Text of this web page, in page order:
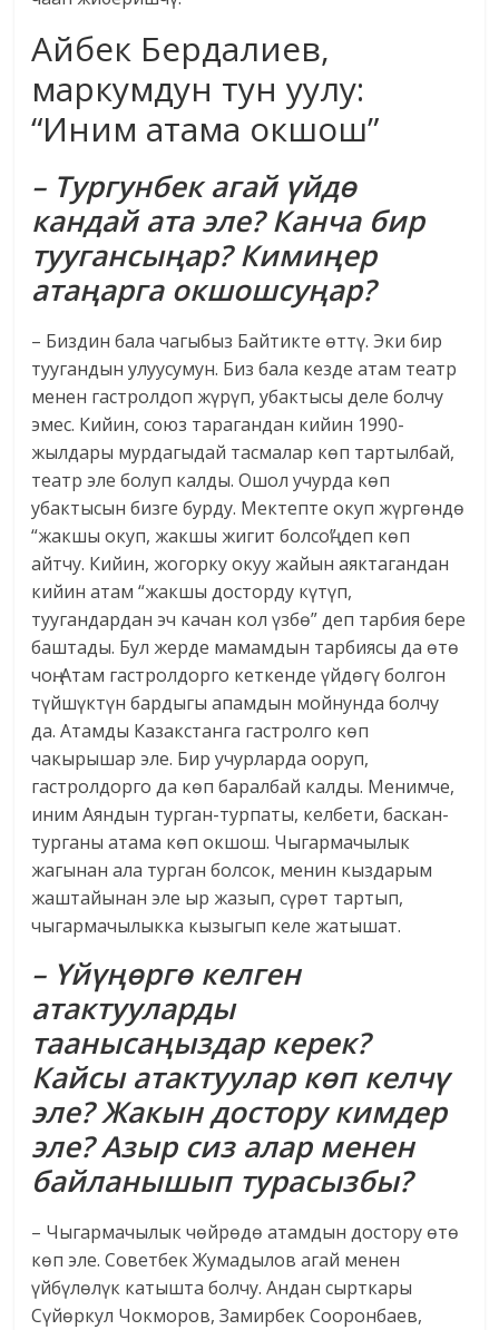
Айбек Бердалиев,
маркумдун тун уулу:
“Иним атама окшош”
– Тургунбек агай үйдө
кандай ата эле? Канча бир
туу­гансыңар? Кимиңер
атаңарга окшошсуңар?
– Биздин бала чагыбыз Байтикте өттү. Эки бир
туугандын улуусумун. Биз бала кезде атам театр
менен гастролдоп жүрүп, убактысы деле болчу
эмес. Кийин, союз тарагандан кийин 1990-
жылдары мурдагыдай тасмалар көп тартылбай,
театр эле болуп калды. Ошол учурда көп
убактысын бизге бурду. Мектепте окуп жүргөндө
“жакшы окуп, жакшы жигит болсоң” деп көп
айтчу. Кийин, жогорку окуу жайын аяктагандан
кийин атам “жакшы досторду күтүп,
туугандардан эч качан кол үзбө” деп тарбия бере
баштады. Бул жерде мамамдын тарбиясы да өтө
чоң. Атам гастролдорго кеткенде үйдөгү болгон
түйшүктүн бардыгы апамдын мойнунда болчу
да. Атамды Казакстанга гастролго көп
чакырышар эле. Бир учурларда ооруп,
гастролдорго да көп баралбай калды. Менимче,
иним Аяндын турган-турпаты, келбети, баскан-
турганы атама көп окшош. Чыгармачылык
жагынан ала турган болсок, менин кыздарым
жаштайынан эле ыр жазып, сүрөт тартып,
чыгармачылыкка кызыгып келе жатышат.
– Үйүңөргө келген
атактууларды
таанысаңыздар керек?
Кайсы атактуулар көп келчү
эле? Жакын достору кимдер
эле? Азыр сиз алар менен
байланышып турасызбы?
– Чыгармачылык чөйрөдө атамдын достору өтө
көп эле. Советбек Жумадылов агай менен
үйбүлөлүк катышта болчу. Андан сырткары
Сүйөркул Чокморов, Замирбек Сооронбаев,